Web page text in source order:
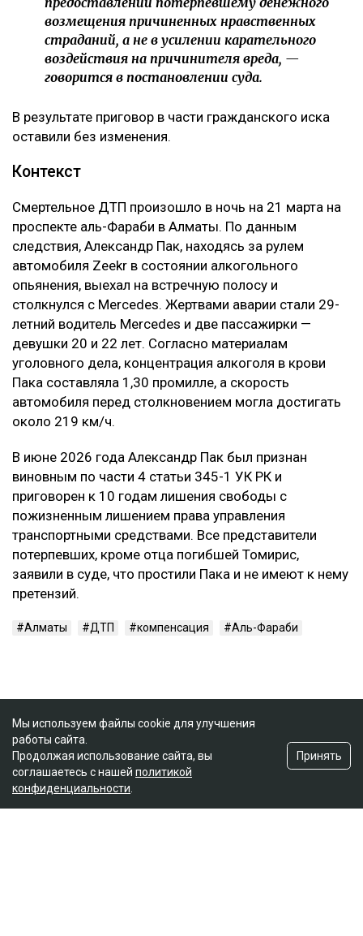
возмещения причиненных нравственных
страданий, а не в усилении карательного
воздействия на причинителя вреда, —
говорится в постановлении суда.
В результате приговор в части гражданского иска
оставили без изменения.
Контекст
Смертельное ДТП произошло в ночь на 21 марта на
проспекте аль-Фараби в Алматы. По данным
следствия, Александр Пак, находясь за рулем
автомобиля Zeekr в состоянии алкогольного
опьянения, выехал на встречную полосу и
столкнулся с Mercedes. Жертвами аварии стали 29-
летний водитель Mercedes и две пассажирки —
девушки 20 и 22 лет. Согласно материалам
уголовного дела, концентрация алкоголя в крови
Пака составляла 1,30 промилле, а скорость
автомобиля перед столкновением могла достигать
около 219 км/ч.
В июне 2026 года Александр Пак был признан
виновным по части 4 статьи 345-1 УК РК и
приговорен к 10 годам лишения свободы с
пожизненным лишением права управления
транспортными средствами. Все представители
потерпевших, кроме отца погибшей Томирис,
заявили в суде, что простили Пака и не имеют к нему
претензий.
Алматы ДТП компенсация Аль-Фараби
Мы используем файлы cookie для улучшения
работы сайта.
Продолжая использование сайта, вы
соглашаетесь с нашей политикой
конфиденциальности
Принять